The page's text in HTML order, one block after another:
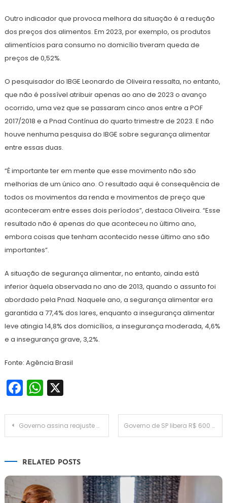
Outro indicador que provoca melhora da situação é a redução
dos preços dos alimentos. Em 2023, por exemplo, os produtos
alimentícios para consumo no domicílio tiveram queda de
preços de 0,52%.
O pesquisador do IBGE Leonardo de Oliveira ressalta, no entanto,
que não é possível atribuir apenas ao ano de 2023 o avanço
ocorrido, uma vez que se passaram cinco anos entre a POF
2017/2018 e a Pnad Contínua do quarto trimestre de 2023. E não
houve nenhuma pesquisa do IBGE sobre segurança alimentar
entre essas duas.
“É importante ter em mente que esse movimento não são
melhorias de um único ano. O resultado aqui é consequência de
todos os movimentos da renda e movimentos de preço que
aconteceram entre esses dois períodos”, destaca Oliveira. “Esse
resultado não é apenas do que aconteceu no último ano,
embora coisas que tenham acontecido nesse último ano são
importantes”.
A situação de segurança alimentar, no entanto, ainda está
inferior àquela observada no ano de 2013, quando o assunto foi
abordado pela Pnad. Naquele ano, a segurança alimentar era
garantida a 77,4% dos lares, enquanto a insegurança alimentar
leve atingia 14,8% dos domicílios, a insegurança moderada, 4,6%
e a insegurança grave, 3,2%.
Fonte: Agência Brasil
Facebook
WhatsApp
X
Navegação
Governo assina reajuste de benefícios para servidores Governo de SP libera R$ 600 milhões em créditos de ICMS para agroindústrias
RELATED POSTS